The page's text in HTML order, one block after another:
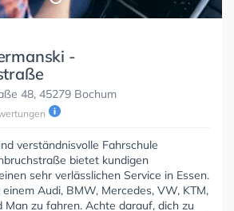
-
48, 45279 Bochum
verständnisvolle Fahrschule
bietet kundigen
sehr verlässlichen Service in Essen.
Audi, BMW, Mercedes, VW, KTM,
Man zu fahren. Achte darauf, dich zu